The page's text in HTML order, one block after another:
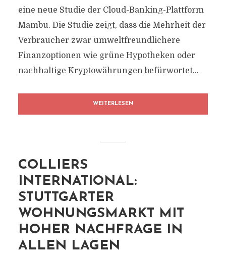
eine neue Studie der Cloud-Banking-Plattform
Mambu. Die Studie zeigt, dass die Mehrheit der
Verbraucher zwar umweltfreundlichere
Finanzoptionen wie grüne Hypotheken oder
nachhaltige Kryptowährungen befürwortet...
WEITERLESEN
COLLIERS
INTERNATIONAL:
STUTTGARTER
WOHNUNGSMARKT MIT
HOHER NACHFRAGE IN
ALLEN LAGEN